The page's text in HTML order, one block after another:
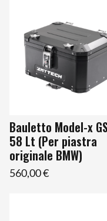
Bauletto Model-x
58 Lt (Per piastra
originale BMW)
560,00 €